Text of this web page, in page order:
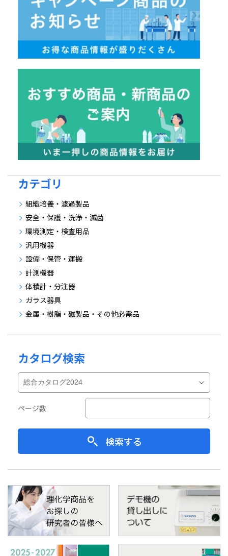
カテゴリ
組織培養・濾過製品
安全・保護・洗浄・滅菌
環境測定・検査用品
汎用機器
設備・保管・運搬
計測機器
体積計・分注器
ガラス器具
金属・樹脂・磁製品・その他必需品
カタログ検索
ページ数
検索する